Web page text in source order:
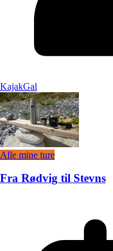
KajakGal
Alle mine ture
Fra Rødvig til Stevns